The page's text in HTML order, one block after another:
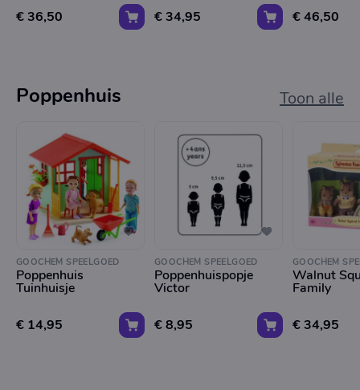
€ 36,50 € 34,95 € 46,50
Poppenhuis Toon alle
GOOCHEM SPEELGOED
Poppenhuis
Tuinhuisje
€ 14,95
GOOCHEM SPEELGOED
Poppenhuispopje
Victor
€ 8,95
GOOCHEM
Walnut
Family
€ 34,95